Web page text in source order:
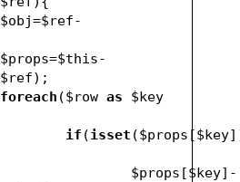
$obj=$ref-
$props=$this-
$ref);
foreach ($row as
$key
if (isset ($props [$key
$props [$key]-